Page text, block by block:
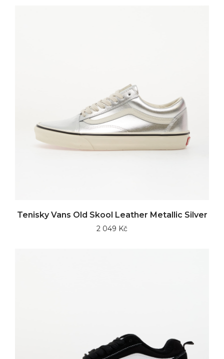
Tenisky Vans Old Skool Leather Metallic Silver
2 049 Kč